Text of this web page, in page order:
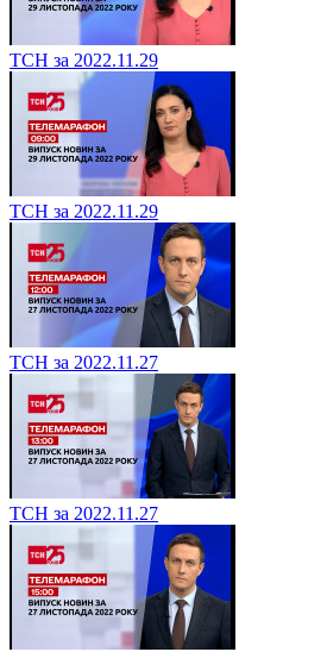
ТСН за 2022.11.29
ТСН за 2022.11.29
ТСН за 2022.11.27
ТСН за 2022.11.27